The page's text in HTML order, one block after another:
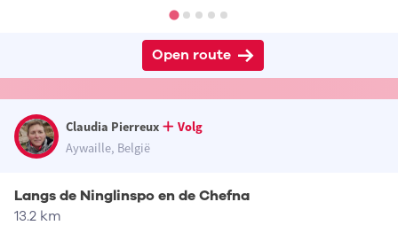
Open route
Claudia Pierreux
Volg
Aywaille, België
Langs de Ninglinspo en de Chefna
13.2 km